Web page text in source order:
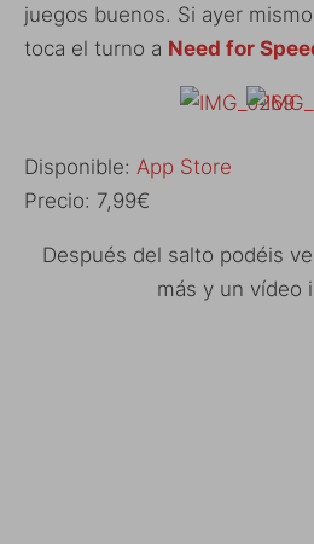
juegos buenos. Si ayer
toca el turno a Need for
Disponible: App Store
Precio: 7,99€
Después del salto podéis
más y un vídeo